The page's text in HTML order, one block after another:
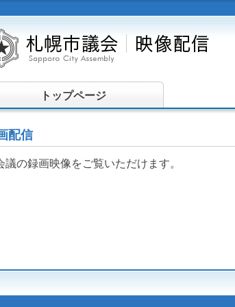
トップページ
配信
の録画映像をご覧いただけます。